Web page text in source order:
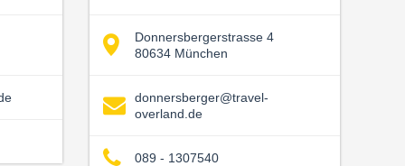
Donnersbergerstrasse 4
80634 München
donnersberger@travel-
overland.de
089 - 1307540